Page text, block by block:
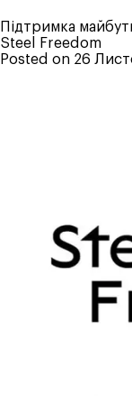
Підтримка
Steel Freedom
Posted on 26